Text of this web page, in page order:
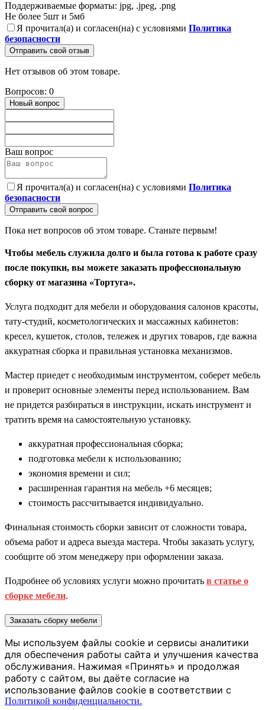
Поддерживаемые форматы: jpg, .jpeg, .png
Не более 5шт и 5мб
Я прочитал(а) и согласен(на) с условиями Политика
безопасности
Отправить свой отзыв
Нет отзывов об этом товаре.
Вопросов: 0
Новый вопрос
Ваш вопрос
Я прочитал(а) и согласен(на) с условиями Политика
безопасности
Отправить свой вопрос
Пока нет вопросов об этом товаре. Станьте первым!
Чтобы мебель служила долго и была готова к работе сразу
после покупки, вы можете заказать профессиональную
сборку от магазина «Тортуга».
Услуга подходит для мебели и оборудования салонов красоты,
тату-студий, косметологических и массажных кабинетов:
кресел, кушеток, столов, тележек и других товаров, где важна
аккуратная сборка и правильная установка механизмов.
Мастер приедет с необходимым инструментом, соберет мебель
и проверит основные элементы перед использованием. Вам
не придется разбираться в инструкции, искать инструмент и
тратить время на самостоятельную установку.
аккуратная профессиональная сборка;
подготовка мебели к использованию;
экономия времени и сил;
расширенная гарантия на мебель +6 месяцев;
стоимость рассчитывается индивидуально.
Финальная стоимость сборки зависит от сложности товара,
объема работ и адреса выезда мастера. Чтобы заказать услугу,
сообщите об этом менеджеру при оформлении заказа.
Подробнее об условиях услуги можно прочитать в статье о
сборке мебели.
Заказать сборку мебели
Мы используем файлы cookie и сервисы аналитики
для обеспечения работы сайта и улучшения качества
обслуживания. Нажимая «Принять» и продолжая
работу с сайтом, вы даёте согласие на
использование файлов cookie в соответствии с
Политикой конфиденциальности.